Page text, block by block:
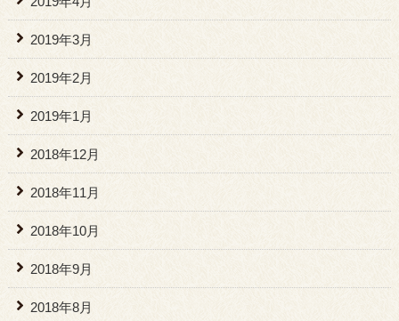
2019年3月
2019年2月
2019年1月
2018年12月
2018年11月
2018年10月
2018年9月
2018年8月